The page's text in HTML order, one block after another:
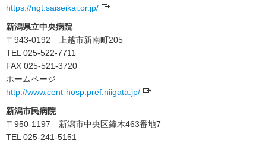
https://ngt.saiseikai.or.jp/
新潟県立中央病院
〒943-0192 上越市新南町205
TEL 025-522-7711
FAX 025-521-3720
ホームページ
http://www.cent-hosp.pref.niigata.jp/
新潟市民病院
〒950-1197 新潟市中央区鐘木463番地7
TEL 025-241-5151